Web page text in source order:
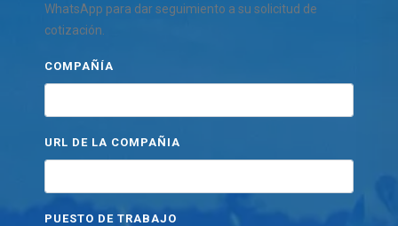
WhatsApp para dar seguimiento a su solicitud de
cotización.
COMPAÑÍA
URL DE LA COMPAÑIA
PUESTO DE TRABAJO